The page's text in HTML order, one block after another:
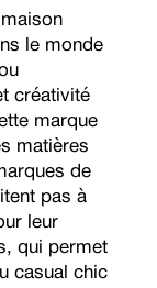
le monde
créativité
marque
matières
de
pas à
leur
qui permet
casual chic